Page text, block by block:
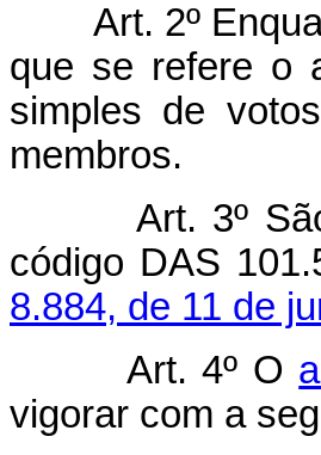
Art. 2º
que se refere o
simples de
membros.
Art. 3º
código DAS
8.884, de 11 de
Art. 4º O
vigorar com a